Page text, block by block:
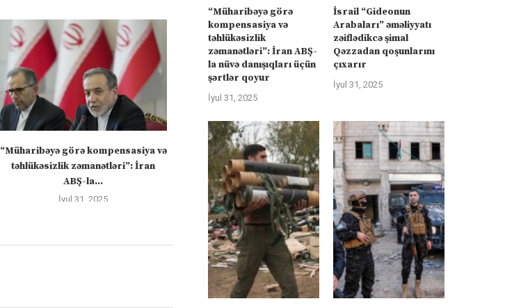
“Müharibəyə görə kompensasiya və
təhlükəsizlik zəmanətləri”: İran
ABŞ-la...
İyul 31, 2025
İsrail “Gideonun Arabaları”
əməliyyatı zəiflədikcə şimal
Qəzzadan qoşunlarını...
İyul 31, 2025
Kanadanın İsrailə silah
hökumətin qadağasına
‘fasiləsiz’...
İyul 31, 2025
“Müharibəyə görə
kompensasiya və
təhlükəsizlik
zəmanətləri”: İran ABŞ-
la nüvə danışıqları üçün
şərtlər qoyur
İyul 31, 2025
İsrail “Gideonun
Arabaları” əməliyyatı
zəiflədikcə şimal
Qəzzadan qoşunlarını
çıxarır
İyul 31, 2025